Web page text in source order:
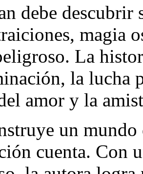
debe
magia
La
la lucha
amor y la
un
cuenta. Con